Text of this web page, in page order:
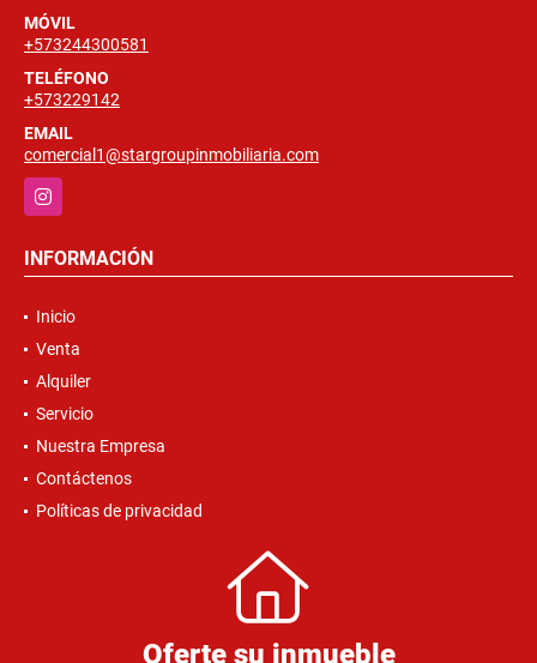
MÓVIL
+573244300581
TELÉFONO
+573229142
EMAIL
comercial1@stargroupinmobiliaria.com
Instagram
INFORMACIÓN
Inicio
Venta
Alquiler
Servicio
Nuestra Empresa
Contáctenos
Políticas de privacidad
Oferte su inmueble